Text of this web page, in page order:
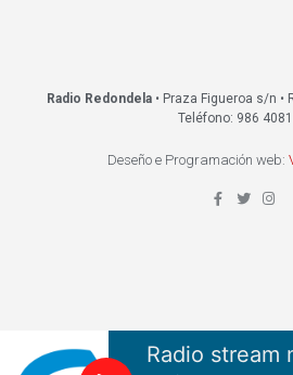
Radio Redondela• Praza Figueroa s/n •
Teléfono: 986
Deseño e Programación web: